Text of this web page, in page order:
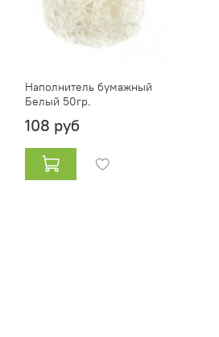
Наполнитель бумажный
Белый 50гр.
108 руб